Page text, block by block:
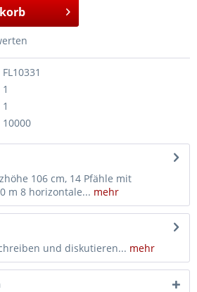
FL10331
1
1
10000
106 cm, 14 Pfähle mit
m 8 horizontale... mehr
und diskutieren... mehr